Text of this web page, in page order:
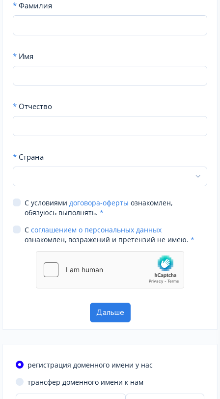
* Фамилия
* Имя
* Отчество
* Страна
С условиями договора-оферты ознакомлен,
обязуюсь выполнять. *
С соглашением о персональных данных
ознакомлен, возражений и претензий не имею. *
регистрация доменного имени у нас
трансфер доменного имени к нам